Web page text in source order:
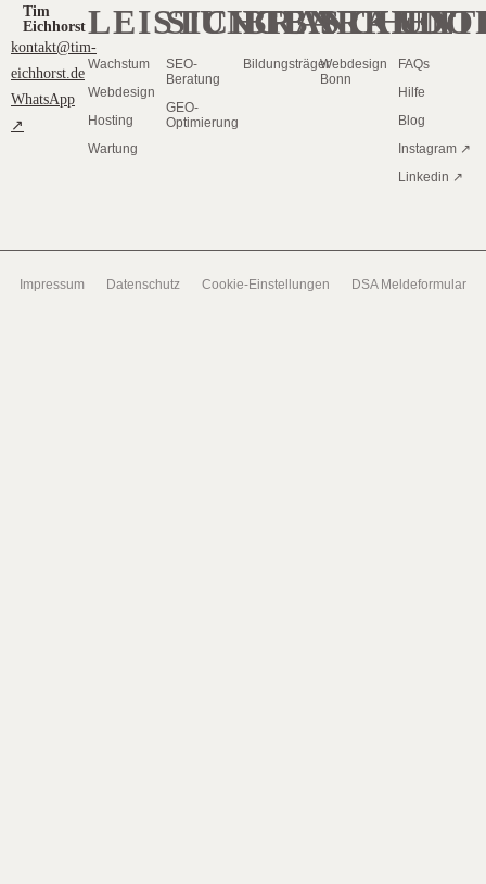
Tim
Eichhorst
kontakt@tim-
eichhorst.de
WhatsApp
↗
LEISTUNGEN
Wachstum
Webdesign
Hosting
Wartung
SICHTBARKEIT
SEO-
Beratung
GEO-
Optimierung
BRANCHEN
BildungsträgerWebdesign
Bonn
FAQs
Hilfe
Blog
Instagram ↗
Linkedin ↗
Impressum Datenschutz Cookie-Einstellungen DSA Meldeformular